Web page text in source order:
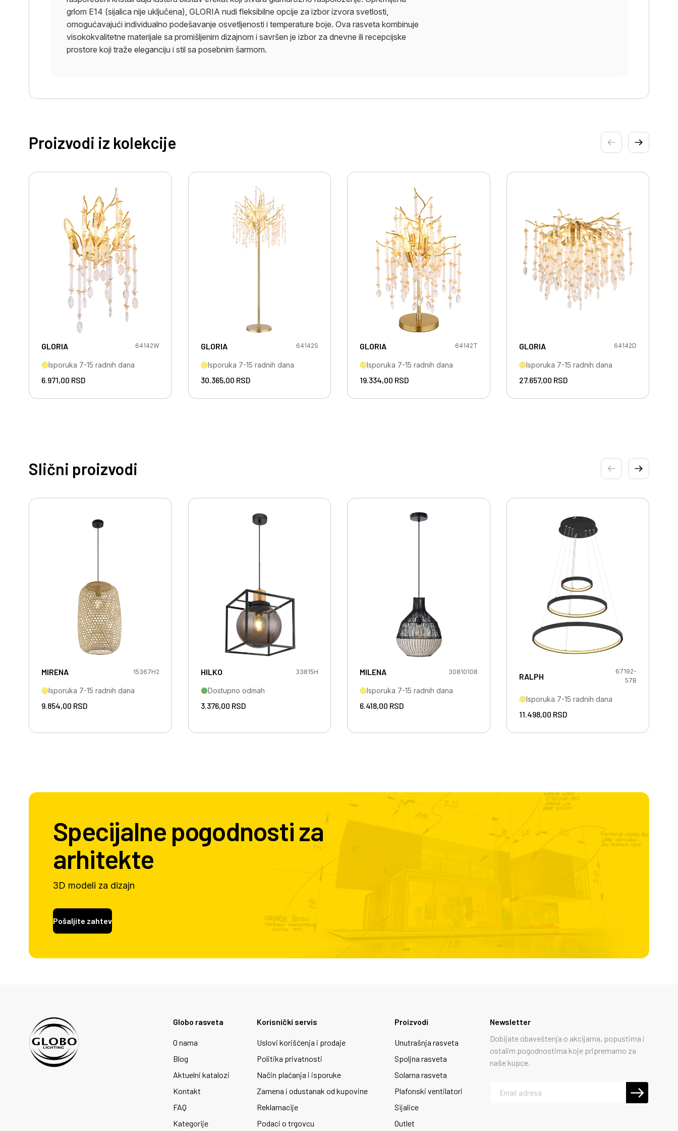
grlom E14 (sijalica nije uključena), GLORIA nudi fleksibilne opcije za izbor izvora svetlosti,
omogućavajući individualno podešavanje osvetljenosti i temperature boje. Ova rasveta kombinuje
visokokvalitetne materijale sa promišljenim dizajnom i savršen je izbor za dnevne ili recepcijske
prostore koji traže eleganciju i stil sa posebnim šarmom.
Proizvodi iz kolekcije
GLORIA 64142W
Isporuka 7-15 radnih dana
6.971,00 RSD
GLORIA 64142S
Isporuka 7-15 radnih dana
30.365,00 RSD
GLORIA 64142T
Isporuka 7-15 radnih dana
19.334,00 RSD
GLORIA 64142D
Isporuka 7-15 radnih dana
27.657,00 RSD
Slični proizvodi
MIRENA 15367H2
Isporuka 7-15 radnih dana
9.854,00 RSD
HILKO 33815H
Dostupno odmah
3.376,00 RSD
MILENA 30810108
Isporuka 7-15 radnih dana
6.418,00 RSD
RALPH
67192-
57B
Isporuka 7-15 radnih dana
11.498,00 RSD
Specijalne pogodnosti za
arhitekte
3D modeli za dizajn
Pošaljite zahtev
Globo rasveta
O nama
Blog
Aktuelni katalozi
Kontakt
FAQ
Kategorije
Korisnički servis
Uslovi korišćenja i prodaje
Politika privatnosti
Način plaćanja i isporuke
Zamena i odustanak od kupovine
Reklamacije
Podaci o trgovcu
Proizvodi
Unutrašnja rasveta
Spoljna rasveta
Solarna rasveta
Plafonski ventilatori
Sijalice
Outlet
Newsletter
Dobijate obaveštenja o akcijama, popustima i
ostalim pogodnostima koje pripremamo za
naše kupce.